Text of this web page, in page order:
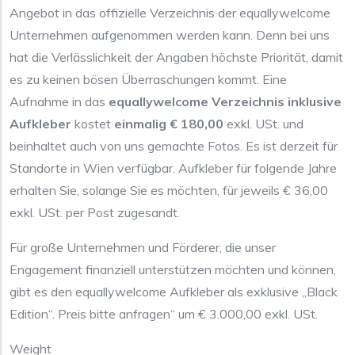
Angebot in das offizielle Verzeichnis der equallywelcome
Unternehmen aufgenommen werden kann. Denn bei uns
hat die Verlässlichkeit der Angaben höchste Priorität, damit
es zu keinen bösen Überraschungen kommt. Eine
Aufnahme in das equallywelcome Verzeichnis inklusive
Aufkleber kostet einmalig € 180,00 exkl. USt. und
beinhaltet auch von uns gemachte Fotos. Es ist derzeit für
Standorte in Wien verfügbar. Aufkleber für folgende Jahre
erhalten Sie, solange Sie es möchten, für jeweils € 36,00
exkl. USt. per Post zugesandt.
Für große Unternehmen und Förderer, die unser
Engagement finanziell unterstützen möchten und können,
gibt es den equallywelcome Aufkleber als exklusive „Black
Edition“. Preis bitte anfragen“ um € 3.000,00 exkl. USt.
Weight